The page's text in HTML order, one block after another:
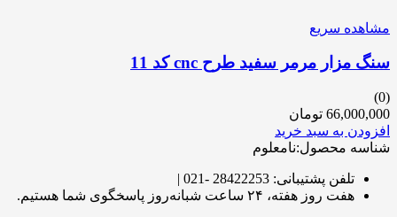
مشاهده سریع
سنگ مزار مرمر سفید طرح cnc کد 11
(0)
66,000,000 تومان
افزودن به سبد خرید
شناسه محصول:نامعلوم
تلفن پشتیبانی: 28422253 -021 |
هفت روز هفته، ۲۴ ساعت شبانه‌روز پاسخگوی شما هستیم.